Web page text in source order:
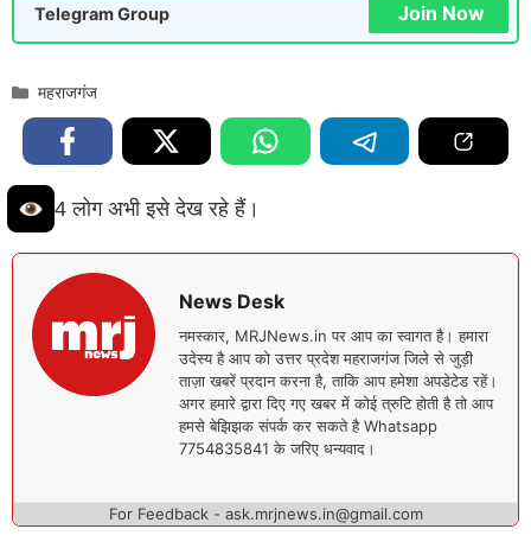
Telegram Group Join Now
Categories
महराजगंज
4 लोग अभी इसे देख रहे हैं।
News Desk
नमस्कार, MRJNews.in पर आप का स्वागत है। हमारा
उदेस्य है आप को उत्तर प्रदेश महराजगंज जिले से जुड़ी
ताज़ा खबरें प्रदान करना है, ताकि आप हमेशा अपडेटेड रहें।
अगर हमारे द्वारा दिए गए खबर में कोई त्रुटि होती है तो आप
हमसे बेझिझक संपर्क कर सकते है Whatsapp
7754835841 के जरिए धन्यवाद।
For Feedback - ask.mrjnews.in@gmail.com